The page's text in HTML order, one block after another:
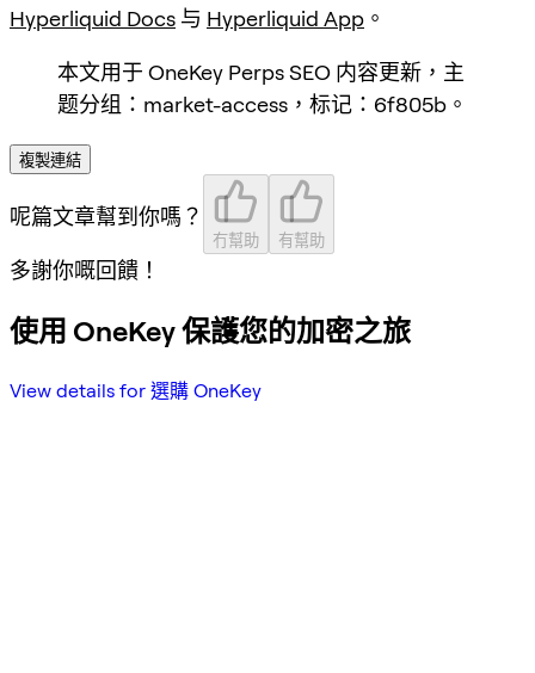
Hyperliquid Docs 与 Hyperliquid App 。
本文用于 OneKey Perps SEO 内容更新，主
题分组：market-access，标记：6f805b。
複製連結
呢篇文章幫到你嗎？
冇幫助 有幫助
多謝你嘅回饋！
使用 OneKey 保護您的加密之旅
View details for 選購 OneKey